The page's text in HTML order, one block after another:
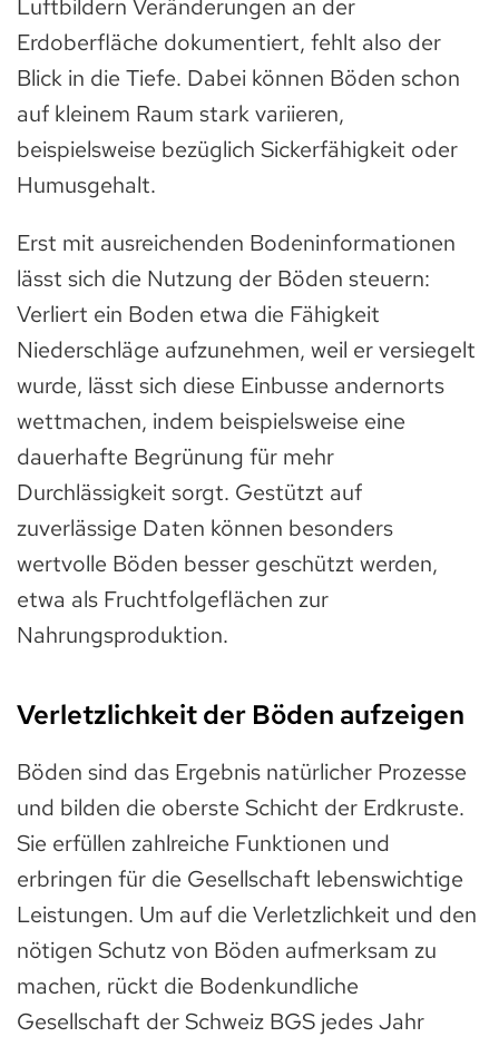
Luftbildern Veränderungen an der
Erdoberfläche dokumentiert, fehlt also der
Blick in die Tiefe. Dabei können Böden schon
auf kleinem Raum stark variieren,
beispielsweise bezüglich Sickerfähigkeit oder
Humusgehalt.
Erst mit ausreichenden Bodeninformationen
lässt sich die Nutzung der Böden steuern:
Verliert ein Boden etwa die Fähigkeit
Niederschläge aufzunehmen, weil er versiegelt
wurde, lässt sich diese Einbusse andernorts
wettmachen, indem beispielsweise eine
dauerhafte Begrünung für mehr
Durchlässigkeit sorgt. Gestützt auf
zuverlässige Daten können besonders
wertvolle Böden besser geschützt werden,
etwa als Fruchtfolgeflächen zur
Nahrungsproduktion.
Verletzlichkeit der Böden aufzeigen
Böden sind das Ergebnis natürlicher Prozesse
und bilden die oberste Schicht der Erdkruste.
Sie erfüllen zahlreiche Funktionen und
erbringen für die Gesellschaft lebenswichtige
Leistungen. Um auf die Verletzlichkeit und den
nötigen Schutz von Böden aufmerksam zu
machen, rückt die Bodenkundliche
Gesellschaft der Schweiz BGS jedes Jahr